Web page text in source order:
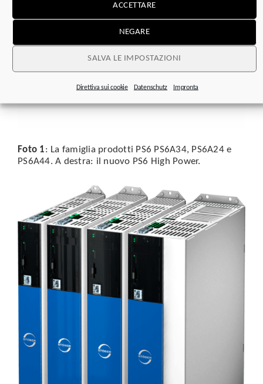
ACCETTARE
NEGARE
SALVA LE IMPOSTAZIONI
Direttiva sui cookie Datenschutz Impronta
Foto 1: La famiglia prodotti PS6 PS6A34, PS6A24 e
PS6A44. A destra: il nuovo PS6 High Power.